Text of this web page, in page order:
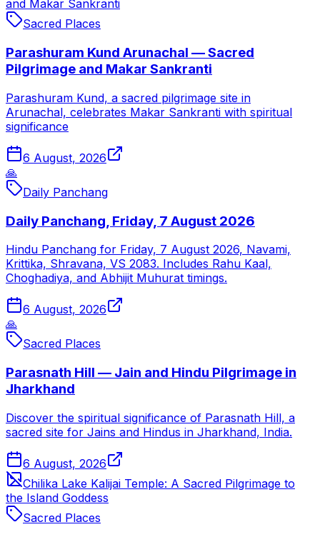
and Makar Sankranti
Sacred Places
Parashuram Kund Arunachal — Sacred
Pilgrimage and Makar Sankranti
Parashuram Kund, a sacred pilgrimage site in
Arunachal, celebrates Makar Sankranti with spiritual
significance
6 August, 2026
🙏
Daily Panchang
Daily Panchang, Friday, 7 August 2026
Hindu Panchang for Friday, 7 August 2026, Navami,
Krittika, Shravana, VS 2083. Includes Rahu Kaal,
Choghadiya, and Abhijit Muhurat timings.
6 August, 2026
🙏
Sacred Places
Parasnath Hill — Jain and Hindu Pilgrimage in
Jharkhand
Discover the spiritual significance of Parasnath Hill, a
sacred site for Jains and Hindus in Jharkhand, India.
6 August, 2026
Chilika Lake Kalijai Temple: A Sacred Pilgrimage to
the Island Goddess
Sacred Places